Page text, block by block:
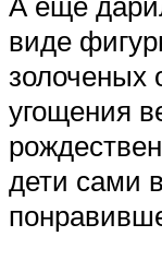
виде
золоченых
угощения
дети сами